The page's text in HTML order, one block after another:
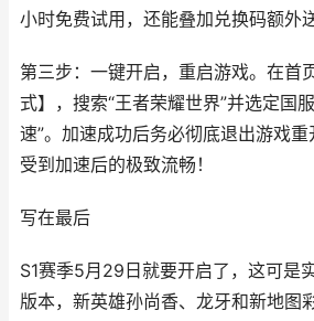
小时免费试用，还能叠加兑换码额外
第三步：一键开启，重启游戏。在首
式】，搜索“王者荣耀世界”并选定国
速”。加速成功后务必彻底退出游戏
受到加速后的极致流畅！
写在最后
S1赛季5月29日就要开启了，这可是
版本，新英雄孙尚香、龙牙和新地图